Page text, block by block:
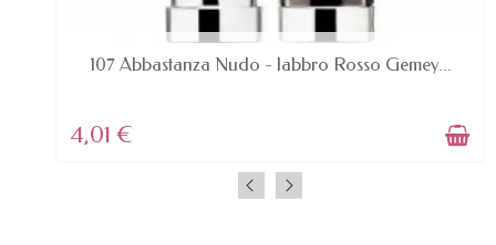
AVAILABLE
107 Abbastanza Nudo - labbro Rosso Gemey...
4,01 €